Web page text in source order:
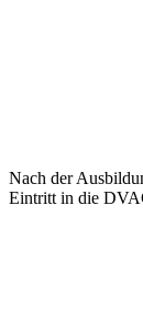
Nach der
Eintritt in die